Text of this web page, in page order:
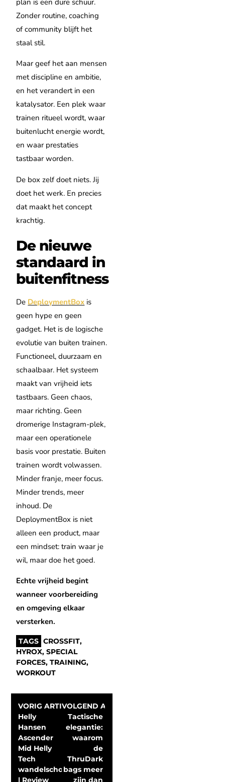
plan is een dure schuur.
Zonder routine, coaching
of community blijft het
staal stil.
Maar geef het aan mensen
met discipline en ambitie,
en het verandert in een
katalysator. Een plek waar
trainen ritueel wordt, waar
buitenlucht energie wordt,
en waar prestaties
tastbaar worden.
De box zelf doet niets. Jij
doet het werk. En precies
dat maakt het concept
krachtig.
De nieuwe
standaard in
buitenfitness
De DeploymentBox is
geen hype en geen
gadget. Het is de logische
evolutie van buiten trainen.
Functioneel, duurzaam en
schaalbaar. Het systeem
maakt van vrijheid iets
tastbaars. Geen chaos,
maar richting. Geen
dromerige Instagram-plek,
maar een operationele
basis voor prestatie. Buiten
trainen wordt volwassen.
Minder franje, meer focus.
Minder trends, meer
inhoud. De
DeploymentBox is niet
alleen een product, maar
een mindset: train waar je
wil, maar doe het goed.
Echte vrijheid begint
wanneer voorbereiding
en omgeving elkaar
versterken.
TAGS CROSSFIT,
HYROX,SPECIAL
FORCES,TRAINING,
WORKOUT
VORIG ARTIKEL
Helly
Hansen
Ascender
Mid Helly
Tech
wandelschoen
VOLGEND ARTIKEL
Tactische
elegantie:
waarom
de
ThruDark
bags meer